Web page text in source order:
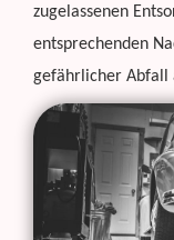
zugelassenen
entsprechenden
gefährlicher Abfall